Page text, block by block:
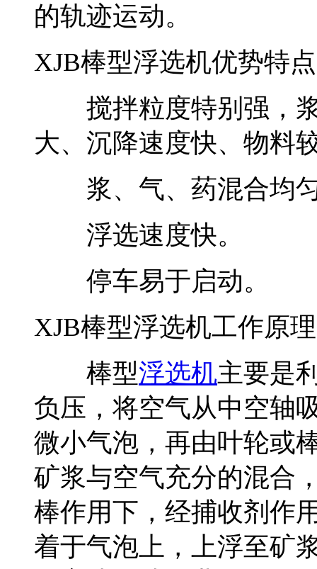
的轨迹运动。
XJB棒型浮选机优势特点
搅拌粒度特别强，浆
大、沉降速度快、物料
浆、气、药混合均
浮选速度快。
停车易于启动。
XJB棒型浮选机工作原理
棒型浮选机主要是
负压，将空气从中空轴
微小气泡，再由叶轮或
矿浆与空气充分的混合
棒作用下，经捕收剂作
着于气泡上，上浮至矿